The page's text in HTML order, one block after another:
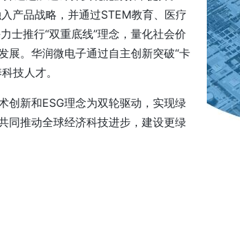
产品战略，并通过STEM教育、医疗
士推行“双重底线”理念，量化社会价
展。华润微电子通过自主创新突破“卡
技人才。
创新和ESG理念为双轮驱动，实现绿
同推动全球经济科技进步，建设更绿